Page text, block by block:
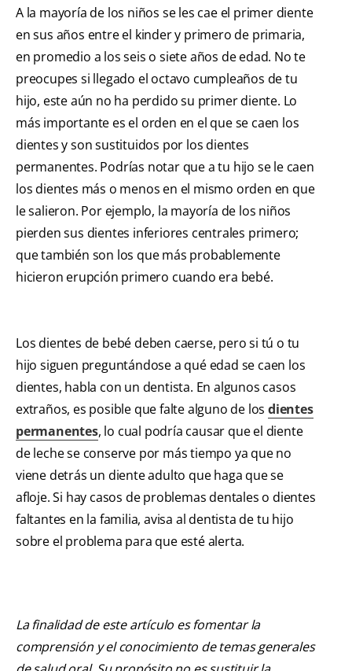
A la mayoría de los niños se les cae el primer diente
en sus años entre el kinder y primero de primaria,
en promedio a los seis o siete años de edad. No te
preocupes si llegado el octavo cumpleaños de tu
hijo, este aún no ha perdido su primer diente. Lo
más importante es el orden en el que se caen los
dientes y son sustituidos por los dientes
permanentes. Podrías notar que a tu hijo se le caen
los dientes más o menos en el mismo orden en que
le salieron. Por ejemplo, la mayoría de los niños
pierden sus dientes inferiores centrales primero;
que también son los que más probablemente
hicieron erupción primero cuando era bebé.
Los dientes de bebé deben caerse, pero si tú o tu
hijo siguen preguntándose a qué edad se caen los
dientes, habla con un dentista. En algunos casos
extraños, es posible que falte alguno de los dientes
permanentes, lo cual podría causar que el diente
de leche se conserve por más tiempo ya que no
viene detrás un diente adulto que haga que se
afloje. Si hay casos de problemas dentales o dientes
faltantes en la familia, avisa al dentista de tu hijo
sobre el problema para que esté alerta.
La finalidad de este artículo es fomentar la
comprensión y el conocimiento de temas generales